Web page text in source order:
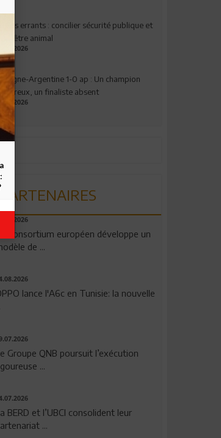
Chiens errants : concilier sécurité publique et
bien-être animal
Espagne-Argentine 1-0 ap : Un champion
valeureux, un finaliste absent
PARTENAIRES
Un consortium européen développe un
de ...
lance l'A6c en Tunisie: la nouvelle
Groupe QNB poursuit l’exécution
...
BERD et l’UBCI consolident leur
...